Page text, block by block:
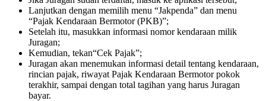
Lanjutkan dengan memilih menu “Jakpenda” dan menu
“Pajak Kendaraan Bermotor (PKB)”;
Setelah itu, masukkan informasi nomor kendaraan milik
Juragan;
Kemudian, tekan“Cek Pajak”;
Juragan akan menemukan informasi detail tentang kendaraan,
rincian pajak, riwayat Pajak Kendaraan Bermotor pokok
terakhir, sampai dengan total tagihan yang harus Juragan
bayar.